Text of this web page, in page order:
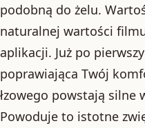
podobną do żelu.
naturalnej wartości
aplikacji. Już po
poprawiająca Twój
łzowego powstają silne
Powoduje to istotne